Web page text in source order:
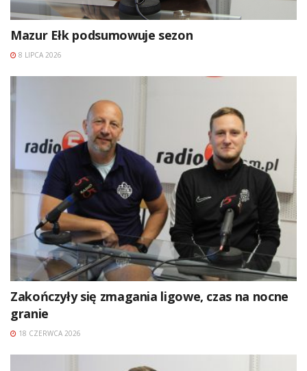
Mazur Ełk podsumowuje sezon
8 LIPCA 2026
Zakończyły się zmagania ligowe, czas na nocne
granie
18 CZERWCA 2026